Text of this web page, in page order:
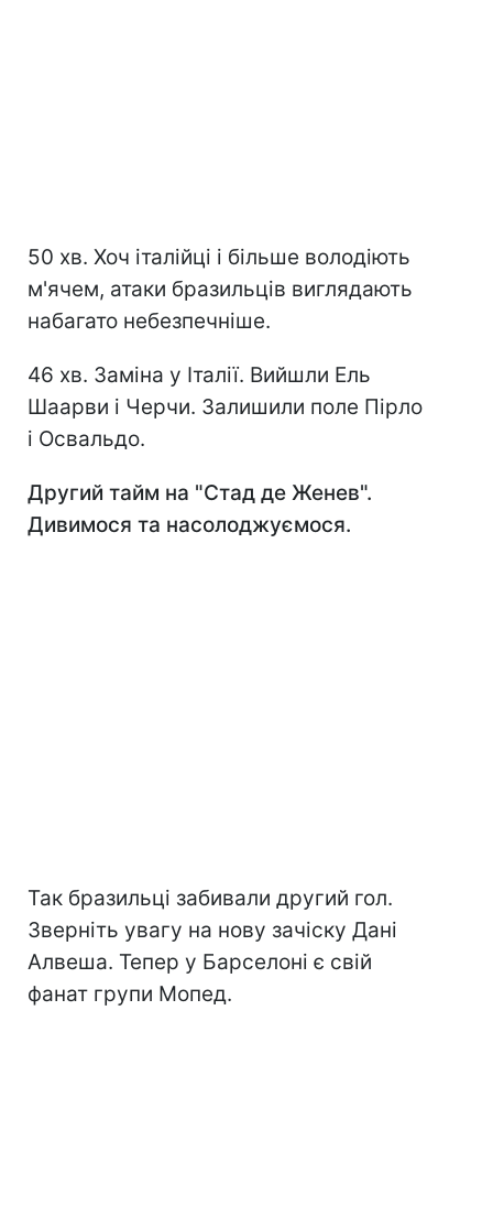
50 хв. Хоч італійці і більше володіють
м'ячем, атаки бразильців виглядають
набагато небезпечніше.
46 хв. Заміна у Італії. Вийшли Ель
Шаарви і Черчи. Залишили поле Пірло
і Освальдо.
Другий тайм на "Стад де Женев".
Дивимося та насолоджуємося.
Так бразильці забивали другий гол.
Зверніть увагу на нову зачіску Дані
Алвеша. Тепер у Барселоні є свій
фанат групи Мопед.